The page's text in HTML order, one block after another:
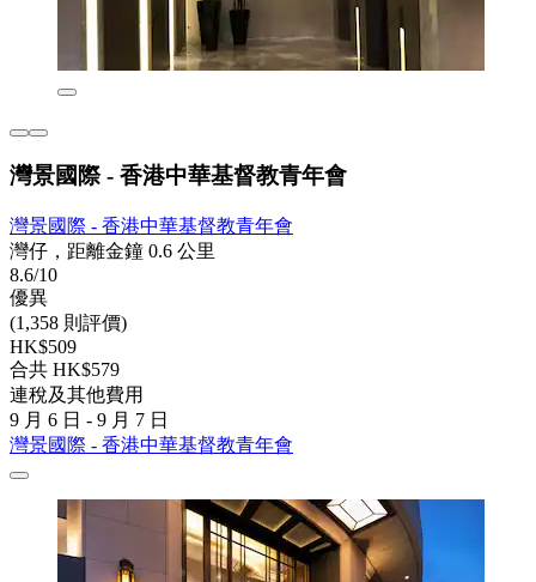
灣景國際 - 香港中華基督教青年會
灣景國際 - 香港中華基督教青年會
灣仔，距離金鐘 0.6 公里
8.6/10
優異
(1,358 則評價)
HK$509
合共 HK$579
連稅及其他費用
9 月 6 日 - 9 月 7 日
灣景國際 - 香港中華基督教青年會